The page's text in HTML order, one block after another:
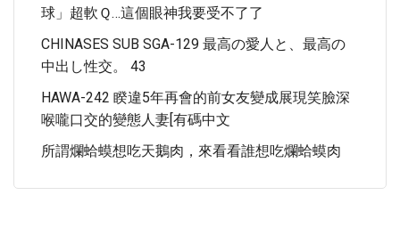
球」超軟Ｑ…這個眼神我要受不了了
CHINASES SUB SGA-129 最高の愛人と、最高の
中出し性交。 43
HAWA-242 睽違5年再會的前女友變成展現笑臉深
喉嚨口交的變態人妻[有碼中文
所謂爛蛤蟆想吃天鵝肉，來看看誰想吃爛蛤蟆肉